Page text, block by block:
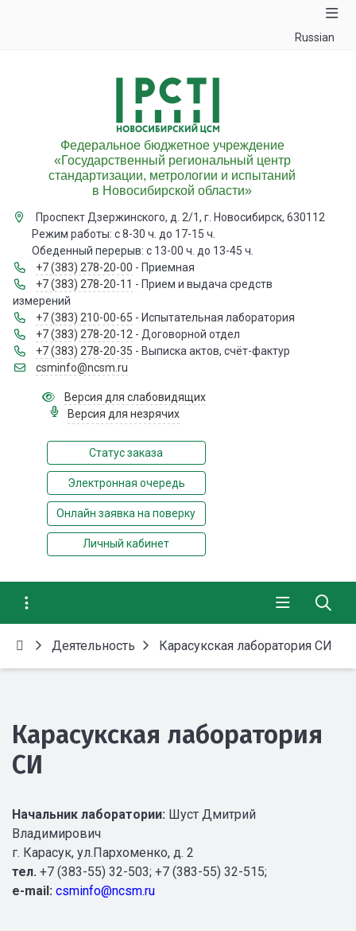
Russian
Федеральное бюджетное учреждение
«Государственный региональный центр
стандартизации, метрологии и испытаний
в Новосибирской области»
Проспект Дзержинского, д. 2/1, г. Новосибирск, 630112
Режим работы: с 8-30 ч. до 17-15 ч.
Обеденный перерыв: с 13-00 ч. до 13-45 ч.
+7 (383) 278-20-00 - Приемная
+7 (383) 278-20-11 - Прием и выдача средств
измерений
+7 (383) 210-00-65 - Испытательная лаборатория
+7 (383) 278-20-12 - Договорной отдел
+7 (383) 278-20-35 - Выписка актов, счёт-фактур
csminfo@ncsm.ru
Версия для слабовидящих
Версия для незрячих
Статус заказа
Электронная очередь
Онлайн заявка на поверку
Личный кабинет
Деятельность Карасукская лаборатория СИ
Карасукская лаборатория
СИ
Начальник лаборатории: Шуст Дмитрий
Владимирович
г. Карасук, ул.Пархоменко, д. 2
тел. +7 (383-55) 32-503; +7 (383-55) 32-515;
e-mail: csminfo@ncsm.ru